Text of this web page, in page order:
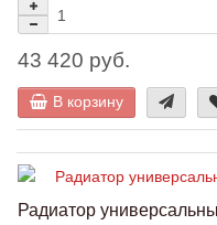
43 420 руб.
В корзину
Радиатор